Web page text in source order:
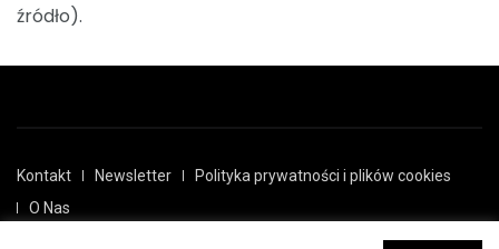
źródło).
Kontakt Newsletter
Polityka prywatności i plików cookies
O Nas